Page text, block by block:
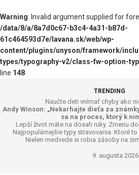
Warning: Invalid argument supplied for
/data/8/a/8a7d0c67-b3c4-4a31-b87d-
61c464593d7e/lavana.sk/web/wp-
content/plugins/unyson/framework/
types/typography-v2/class-fw-option-
line 148
TRENDING
Naučte deti vnímať chyby ako
Andy Winson: „Nekarhajte dieťa za
sa na proces, ktorý k
Lepší život máte na dosah ruky. Zmenu
Najpopulárnejšie typy stravovania. Ktoré
Nielen medvede si robia zásoby na
9. augusta 2026